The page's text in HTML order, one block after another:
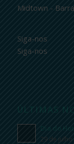
Midtown -
Siga-nos
Siga-nos
ÚLTIMAS
Dia do
29 de julho